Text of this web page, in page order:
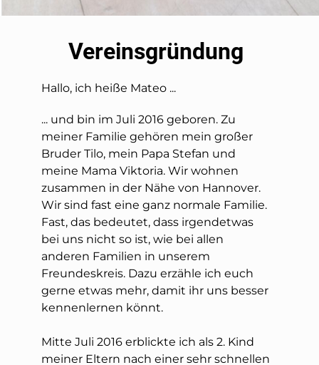
Vereinsgründung
Hallo, ich heiße Mateo ...
... und bin im Juli 2016 geboren. Zu
meiner Familie gehören mein großer
Bruder Tilo, mein Papa Stefan und
meine Mama Viktoria. Wir wohnen
zusammen in der Nähe von Hannover.
Wir sind fast eine ganz normale Familie.
Fast, das bedeutet, dass irgendetwas
bei uns nicht so ist, wie bei allen
anderen Familien in unserem
Freundeskreis. Dazu erzähle ich euch
gerne etwas mehr, damit ihr uns besser
kennenlernen könnt.
Mitte Juli 2016 erblickte ich als 2. Kind
meiner Eltern nach einer sehr schnellen